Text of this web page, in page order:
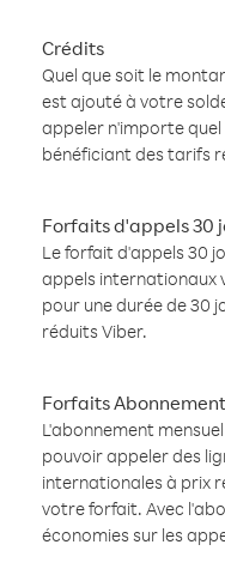
Crédits
Quel que soit le
est ajouté à votre
appeler n'importe
bénéficiant des tarifs
Forfaits d'appels 30
Le forfait d'appels 30
appels internationaux
pour une durée de 30
réduits Viber.
Forfaits
L'abonnement
pouvoir appeler des
internationales à prix
votre forfait. Avec
économies sur les